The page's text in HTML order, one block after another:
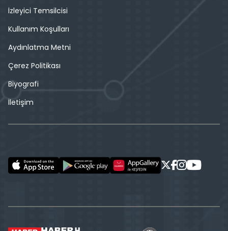
İzleyici Temsilcisi
Kullanım Koşulları
Aydınlatma Metni
Çerez Politikası
Biyografi
İletişim